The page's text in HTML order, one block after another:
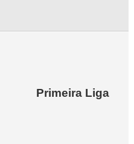
Primeira Liga